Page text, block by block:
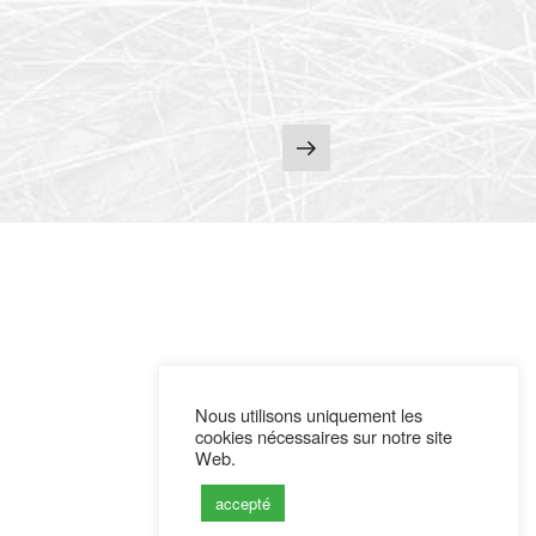
Page
suivante
Nous utilisons uniquement les
cookies nécessaires sur notre site
Web.
accepté